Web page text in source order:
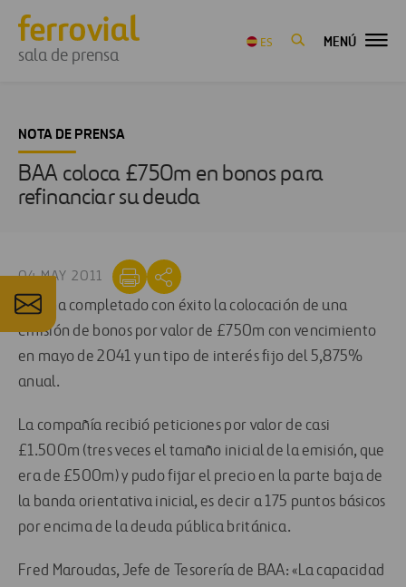
sala de prensa
ES MENÚ
NOTA DE PRENSA
BAA coloca £750m en bonos para
refinanciar su deuda
04 MAY 2011
BAA ha completado con éxito la colocación de una
emisión de bonos por valor de £750m con vencimiento
en mayo de 2041 y un tipo de interés fijo del 5,875%
anual.
La compañía recibió peticiones por valor de casi
£1.500m (tres veces el tamaño inicial de la emisión, que
era de £500m) y pudo fijar el precio en la parte baja de
la banda orientativa inicial, es decir a 175 puntos básicos
por encima de la deuda pública británica.
Fred Maroudas, Jefe de Tesorería de BAA: «La capacidad